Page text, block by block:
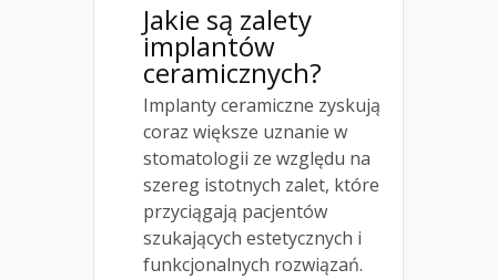
Jakie są zalety
implantów
ceramicznych?
Implanty ceramiczne zyskują
coraz większe uznanie w
stomatologii ze względu na
szereg istotnych zalet, które
przyciągają pacjentów
szukających estetycznych i
funkcjonalnych rozwiązań.